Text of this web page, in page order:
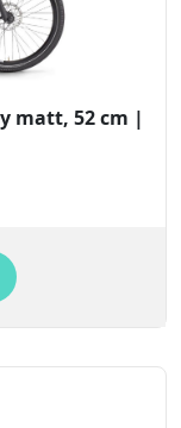
matt, 52 cm |